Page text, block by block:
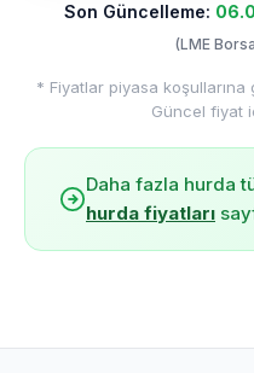
Son Güncelleme:
(LME
* Fiyatlar piyasa
Güncel fiyat
Daha fazla hurda
hurda fiyatları